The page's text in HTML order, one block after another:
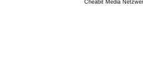
Cheabit Media